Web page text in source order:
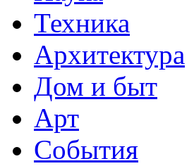
Техника
Архитектура
Дом и быт
Арт
События